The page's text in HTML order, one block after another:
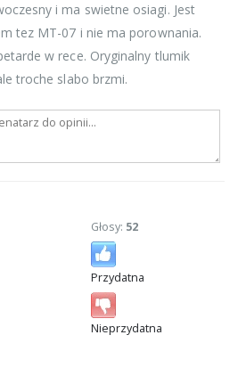
i ma swietne osiagi. Jest
tez MT-07 i nie ma porownania.
w rece. Oryginalny tlumik
troche slabo brzmi.
Głosy: 52
Przydatna
Nieprzydatna